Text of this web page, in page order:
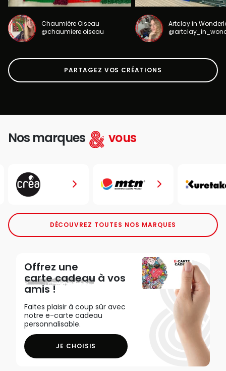
Chaumière Oiseau
@chaumiere.oiseau
Artclay in
PARTAGEZ VOS CRÉATIONS
Nos marques vous
DÉCOUVREZ TOUTES NOS MARQUES
Offrez une
carte cadeau à vos
amis !
Faites plaisir à coup sûr avec
notre e-carte cadeau
personnalisable.
JE CHOISIS